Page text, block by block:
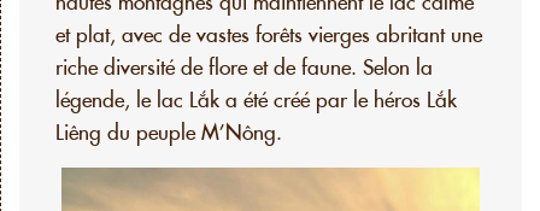
et plat, avec de vastes forêts vierges abritant une
riche diversité de flore et de faune. Selon la
légende, le lac Lắk a été créé par le héros Lắk
Liêng du peuple M’Nông.